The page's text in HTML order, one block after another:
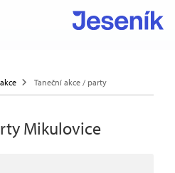
Taneční akce / party
Mikulovice